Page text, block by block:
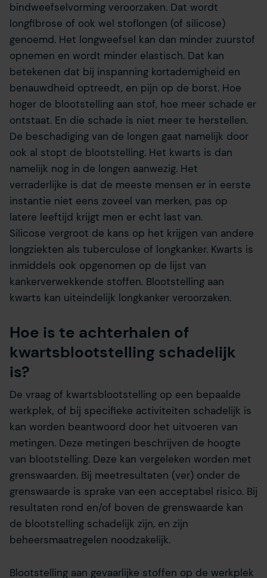
bindweefselvorming veroorzaken. Dat wordt
longfibrose of ook wel stoflongen (of silicose)
genoemd. Het longweefsel kan dan minder zuurstof
opnemen en wordt minder elastisch. Dat kan
betekenen dat bij inspanning kortademigheid en
benauwdheid optreedt, en pijn op de borst. Hoe
hoger de blootstelling aan stof, hoe meer schade er
ontstaat. En die schade is niet meer te herstellen.
De beschadiging van de longen gaat namelijk door
ook al stopt de blootstelling. Het kwarts is dan
namelijk nog in de longen aanwezig. Het
verraderlijke is dat de meeste mensen er in eerste
instantie niet eens zoveel van merken, pas op
latere leeftijd krijgt men er echt last van.
Silicose vergroot de kans op het krijgen van andere
longziekten als tuberculose of longkanker. Kwarts is
inmiddels ook opgenomen op de lijst van
kankerverwekkende stoffen. Blootstelling aan
kwarts kan uiteindelijk longkanker veroorzaken.
Hoe is te achterhalen of
kwartsblootstelling schadelijk
is?
De vraag of kwartsblootstelling op een bepaalde
werkplek, of bij specifieke activiteiten schadelijk is
kan worden beantwoord door het uitvoeren van
metingen. Deze metingen beschrijven de hoogte
van blootstelling. Deze kan vergeleken worden met
grenswaarden. Bij meetresultaten (ver) onder de
grenswaarde is sprake van een acceptabel risico. Bij
resultaten rond en/of boven de grenswaarde kan
de blootstelling schadelijk zijn, en zijn
beheersmaatregelen noodzakelijk.
Blootstelling aan gevaarlijke stoffen op de werkplek